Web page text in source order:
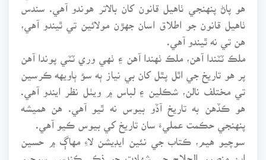
هو پاڻ پنهنجي ٺاهيل قانون کان بالاتر هوندو آهي. سندس
ٺاهيل قانون جو اطلاق اسان جهڙن مولائين تي ٿيندو آهي،
هن تي نه ٿيندو آهي.
ملڪ ٽٽندا آهن، ملڪ ٺهندا آهن ۽ ٺهي وري ٽٽي پوندا آهن
پر هو تاريخ جي اٿل پٿل کان بي نياز ٻه سؤ ٻاويهه ڪرسين
تي مختلف نالن، شڪلين ۽ لباس ۾ ويٺل نظر ايندو آهي.
هو ڪڏهن به تاريخ آڏو بيوس نه ٿيو آهي. هن هميشه
پنهنجي حڪمت عمليءَ سان تاريخ کي بيوس ڪيو آهي.
سوچيو هيم، ڪتاب جي نئين ايڊيشن لاءِ مهاڳ ۾ حسين
ابن منصور الحلاج جي شهادت جو ذڪر ڪندس. سوچيو